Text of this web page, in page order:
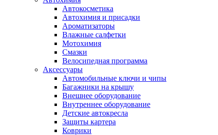
Автокосметика
Автохимия и присадки
Ароматизаторы
Влажные салфетки
Мотохимия
Смазки
Велосипедная программа
Аксессуары
Автомобильные ключи и чипы
Багажники на крышу
Внешнее оборудование
Внутреннее оборудование
Детские автокресла
Защиты картера
Коврики